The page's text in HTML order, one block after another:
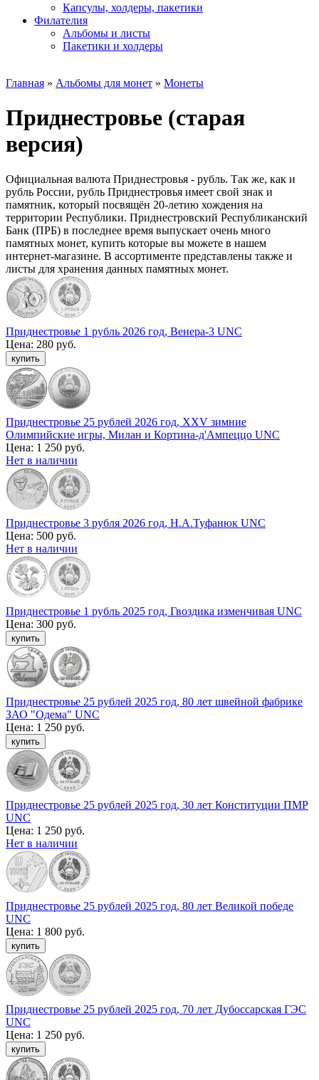
Капсулы, холдеры, пакетики
Филателия
Альбомы и листы
Пакетики и холдеры
Главная » Альбомы для монет » Монеты
Приднестровье (старая
версия)
Официальная валюта Приднестровья - рубль. Так же, как и
рубль России, рубль Приднестровья имеет свой знак и
памятник, который посвящён 20-летию хождения на
территории Республики. Приднестровский Республиканский
Банк (ПРБ) в последнее время выпускает очень много
памятных монет, купить которые вы можете в нашем
интернет-магазине. В ассортименте представлены также и
листы для хранения данных памятных монет.
Приднестровье 1 рубль 2026 год, Венера-3 UNC
Цена: 280 руб.
Приднестровье 25 рублей 2026 год, XXV зимние
Олимпийские игры, Милан и Кортина-д'Ампеццо UNC
Цена: 1 250 руб.
Нет в наличии
Приднестровье 3 рубля 2026 год, Н.А.Туфанюк UNC
Цена: 500 руб.
Нет в наличии
Приднестровье 1 рубль 2025 год, Гвоздика изменчивая UNC
Цена: 300 руб.
Приднестровье 25 рублей 2025 год, 80 лет швейной фабрике
ЗАО "Одема" UNC
Цена: 1 250 руб.
Приднестровье 25 рублей 2025 год, 30 лет Конституции ПМР
UNC
Цена: 1 250 руб.
Нет в наличии
Приднестровье 25 рублей 2025 год, 80 лет Великой победе
UNC
Цена: 1 800 руб.
Приднестровье 25 рублей 2025 год, 70 лет Дубоссарская ГЭС
UNC
Цена: 1 250 руб.